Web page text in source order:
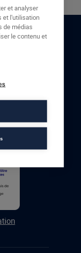
et analyser
et l'utilisation
de médias
le contenu et